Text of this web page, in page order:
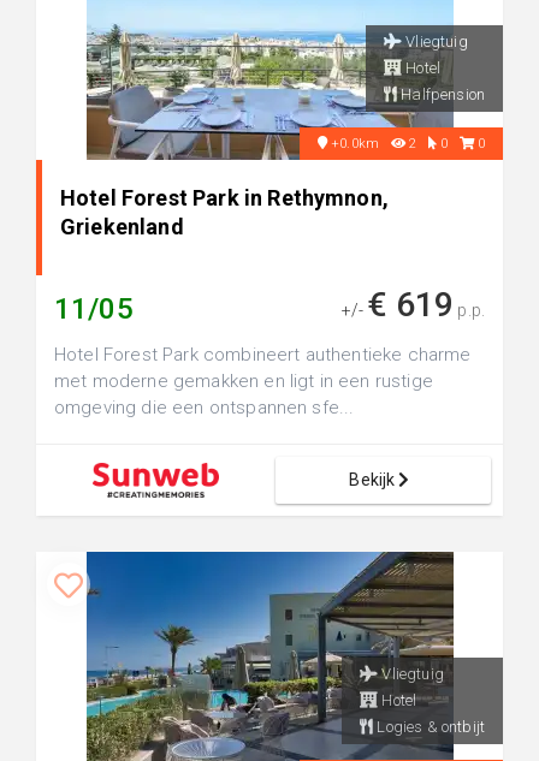
Vliegtuig
Hotel
Halfpension
+0.0km 2 0 0
Hotel Forest Park in Rethymnon,
Griekenland
11/05 +/- € 619 p.p.
Hotel Forest Park combineert authentieke charme
met moderne gemakken en ligt in een rustige
omgeving die een ontspannen sfe...
Bekijk
Vliegtuig
Hotel
Logies & ontbijt